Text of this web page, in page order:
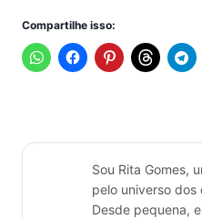
Compartilhe isso:
Sou Rita Gomes,
pelo universo dos
Desde pequena,